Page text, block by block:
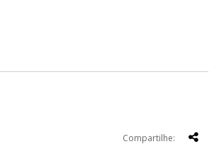
Compartilhe: